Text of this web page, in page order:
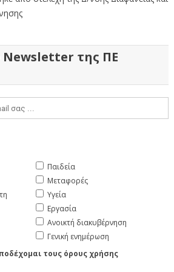
Newsletter της ΠΕ
Παιδεία
Μεταφορές
Υγεία
Εργασία
Ανοικτή διακυβέρνηση
Γενική ενημέρωση
τους όρους χρήσης